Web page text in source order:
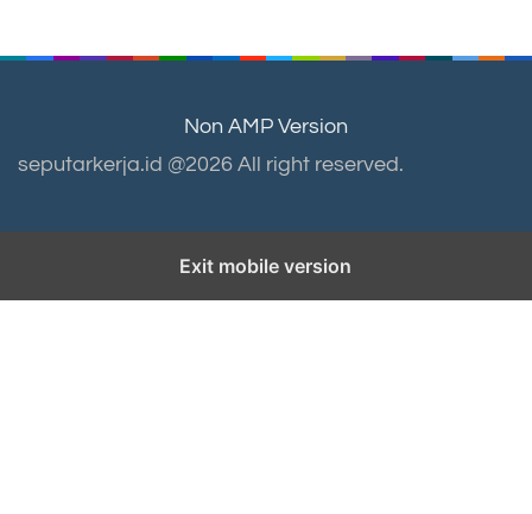
Non AMP Version
seputarkerja.id @2026 All right reserved.
Exit mobile version